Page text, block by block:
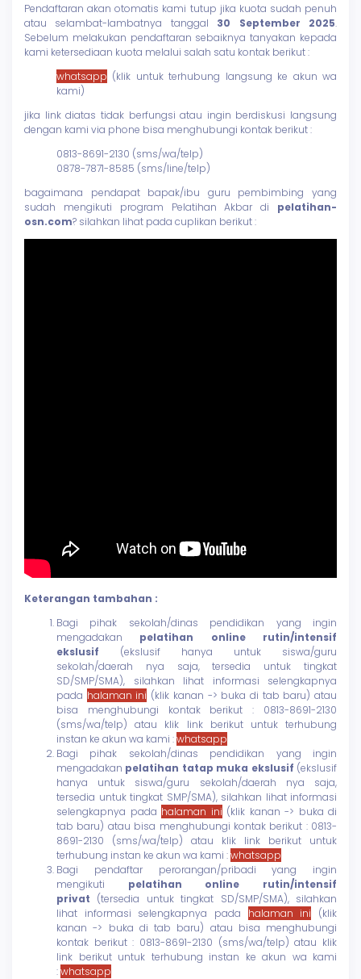
Pendaftaran akan otomatis kami tutup jika kuota sudah penuh
atau selambat-lambatnya tanggal 30 September 2025.
Sebelum melakukan pendaftaran sebaiknya tanyakan kepada
kami ketersediaan kuota melalui salah satu kontak berikut :
whatsapp (klik untuk terhubung langsung ke akun wa
kami)
jika link diatas tidak berfungsi atau ingin berdiskusi langsung
dengan kami via phone bisa menghubungi kontak berikut :
0813-8691-2130 (sms/wa/telp)
0878-7871-8585 (sms/line/telp)
bagaimana pendapat bapak/ibu guru pembimbing yang
sudah mengikuti program Pelatihan Akbar di pelatihan-
osn.com? silahkan lihat pada cuplikan berikut :
Keterangan tambahan :
Bagi pihak sekolah/dinas pendidikan yang ingin
mengadakan pelatihan online rutin/intensif
ekslusif (ekslusif hanya untuk siswa/guru
sekolah/daerah nya saja, tersedia untuk tingkat
SD/SMP/SMA), silahkan lihat informasi selengkapnya
pada halaman ini (klik kanan -> buka di tab baru) atau
bisa menghubungi kontak berikut : 0813-8691-2130
(sms/wa/telp) atau klik link berikut untuk terhubung
instan ke akun wa kami :whatsapp
Bagi pihak sekolah/dinas pendidikan yang ingin
mengadakan pelatihan tatap muka ekslusif (ekslusif
hanya untuk siswa/guru sekolah/daerah nya saja,
tersedia untuk tingkat SMP/SMA), silahkan lihat informasi
selengkapnya pada halaman ini (klik kanan -> buka di
tab baru) atau bisa menghubungi kontak berikut : 0813-
8691-2130 (sms/wa/telp) atau klik link berikut untuk
terhubung instan ke akun wa kami :whatsapp
Bagi pendaftar perorangan/pribadi yang ingin
mengikuti pelatihan online rutin/intensif
privat (tersedia untuk tingkat SD/SMP/SMA), silahkan
lihat informasi selengkapnya pada halaman ini (klik
kanan -> buka di tab baru) atau bisa menghubungi
kontak berikut : 0813-8691-2130 (sms/wa/telp) atau klik
link berikut untuk terhubung instan ke akun wa kami
:whatsapp